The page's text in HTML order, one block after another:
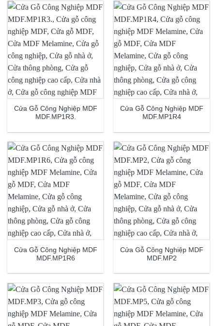
Cửa Gỗ Công Nghiệp MDF
MDF.MP1R3.
Cửa Gỗ Công Nghiệp MDF
MDF.MP1R4
Cửa Gỗ Công Nghiệp MDF
MDF.MP1R6
Cửa Gỗ Công Nghiệp MDF
MDF.MP2